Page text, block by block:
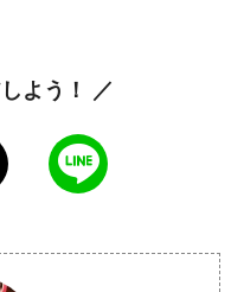
よう！ ／